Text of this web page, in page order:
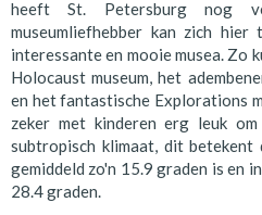
heeft St. Petersburg nog
museumliefhebber kan zich
interessante en mooie musea. Zo
Holocaust museum, het
en het fantastische Explorations
zeker met kinderen erg leuk
subtropisch klimaat, dit
gemiddeld zo'n 15.9 graden is en
28.4 graden.